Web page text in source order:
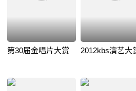
第30届金唱片大赏 2012kbs演艺大